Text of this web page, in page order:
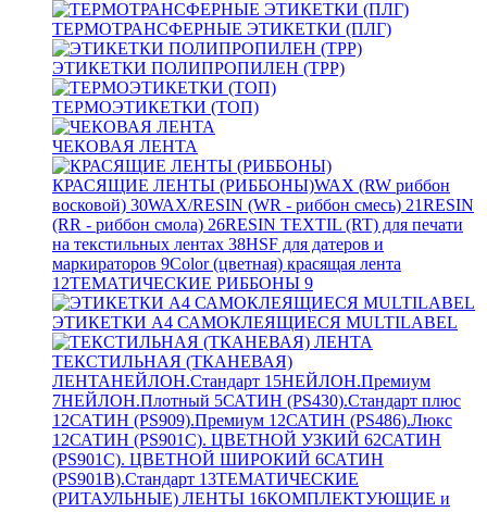
ТЕРМОТРАНСФЕРНЫЕ ЭТИКЕТКИ (ПЛГ)
ЭТИКЕТКИ ПОЛИПРОПИЛЕН (TPP)
ТЕРМОЭТИКЕТКИ (ТОП)
ЧЕКОВАЯ ЛЕНТА
КРАСЯЩИЕ ЛЕНТЫ (РИББОНЫ)WAX (RW риббон
восковой) 30WAX/RESIN (WR - риббон смесь) 21RESIN
(RR - риббон смола) 26RESIN TEXTIL (RT) для печати
на текстильных лентах 38HSF для датеров и
маркираторов 9Color (цветная) красящая лента
12ТЕМАТИЧЕСКИЕ РИББОНЫ 9
ЭТИКЕТКИ А4 САМОКЛЕЯЩИЕСЯ MULTILABEL
ТЕКСТИЛЬНАЯ (ТКАНЕВАЯ)
ЛЕНТАНЕЙЛОН.Стандарт 15НЕЙЛОН.Премиум
7НЕЙЛОН.Плотный 5САТИН (PS430).Стандарт плюс
12САТИН (PS909).Премиум 12САТИН (PS486).Люкс
12САТИН (PS901C). ЦВЕТНОЙ УЗКИЙ 62САТИН
(PS901C). ЦВЕТНОЙ ШИРОКИЙ 6САТИН
(PS901B).Стандарт 13ТЕМАТИЧЕСКИЕ
(РИТАУЛЬНЫЕ) ЛЕНТЫ 16КОМПЛЕКТУЮЩИЕ и